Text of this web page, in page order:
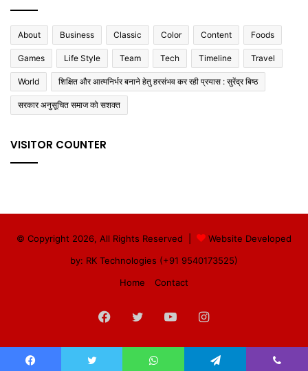
About Business Classic Color Content Foods
Games Life Style Team Tech Timeline Travel
World शिक्षित और आत्मनिर्भर बनाने हेतु हरसंभव कर रही प्रयास : सुरेंद्र बिष्ठ
सरकार अनुसूचित समाज को सशक्त
VISITOR COUNTER
© Copyright 2026, All Rights Reserved |
Website Developed
by: RK Technologies (+91 9540173525)
Home
Contact
Facebook
TwitterYouTubeInstagram